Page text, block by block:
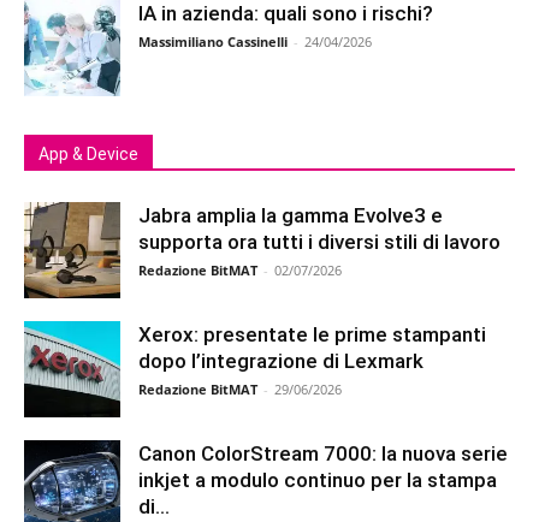
IA in azienda: quali sono i rischi?
Massimiliano Cassinelli - 24/04/2026
App & Device
Jabra amplia la gamma Evolve3 e
supporta ora tutti i diversi stili di lavoro
Redazione BitMAT - 02/07/2026
Xerox: presentate le prime stampanti
dopo l’integrazione di Lexmark
Redazione BitMAT - 29/06/2026
Canon ColorStream 7000: la nuova serie
inkjet a modulo continuo per la stampa
di...